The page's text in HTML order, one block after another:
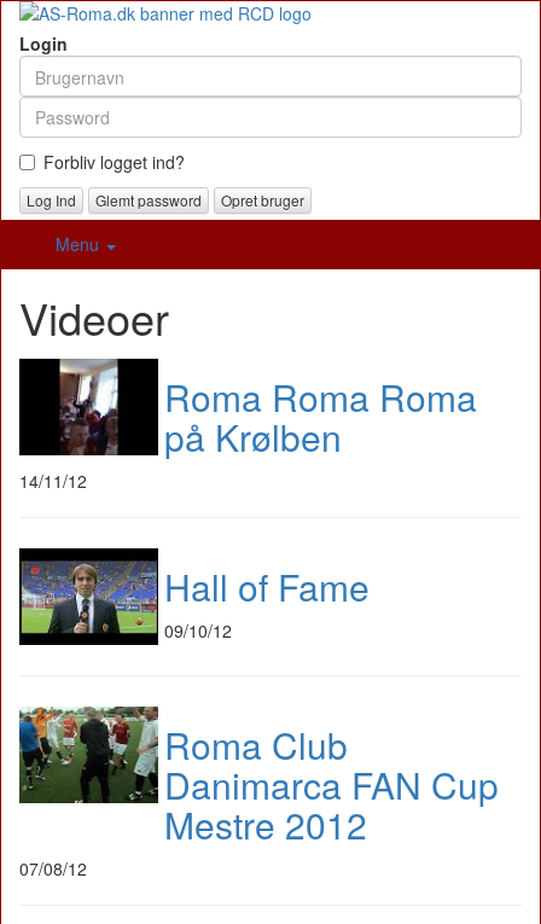
Login
Forbliv logget ind?
Glemt password Opret bruger
Menu
Videoer
Roma Roma Roma
på Krølben
14/11/12
Hall of Fame
09/10/12
Roma Club
Danimarca FAN Cup
Mestre 2012
07/08/12